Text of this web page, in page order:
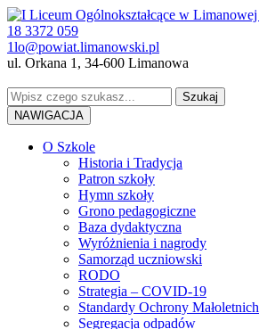
18 3372 059
1lo@powiat.limanowski.pl
ul. Orkana 1, 34-600 Limanowa
NAWIGACJA
O Szkole
Historia i Tradycja
Patron szkoły
Hymn szkoły
Grono pedagogiczne
Baza dydaktyczna
Wyróżnienia i nagrody
Samorząd uczniowski
RODO
Strategia – COVID-19
Standardy Ochrony Małoletnich
Segregacja odpadów